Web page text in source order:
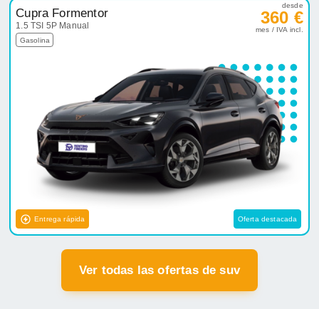
Cupra Formentor
1.5 TSI 5P Manual
Gasolina
desde
360 €
mes / IVA incl.
Entrega rápida Oferta destacada
Ver todas las ofertas de suv